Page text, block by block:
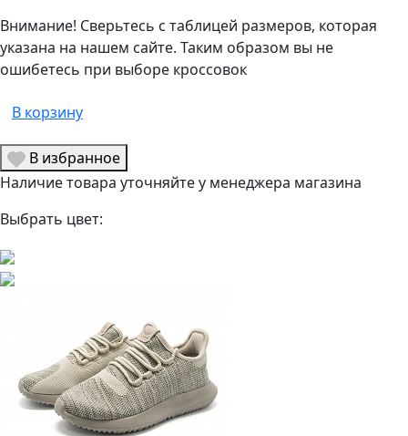
Внимание! Сверьтесь с таблицей размеров, которая
указана на нашем сайте. Таким образом вы не
ошибетесь при выборе кроссовок
В корзину
В избранное
Наличие товара уточняйте у менеджера магазина
Выбрать цвет: